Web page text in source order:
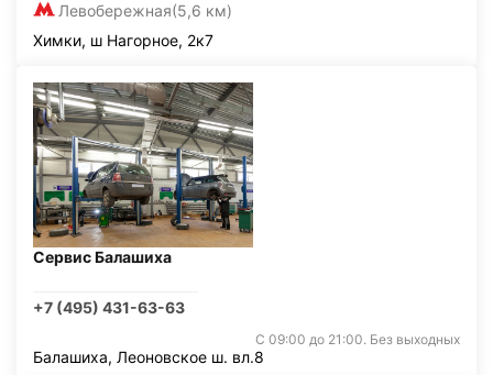
Левобережная(5,6 км)
Химки, ш Нагорное, 2к7
Сервис Балашиха
+7 (495) 431-63-63
С 09:00 до 21:00. Без выходных
Балашиха, Леоновское ш. вл.8